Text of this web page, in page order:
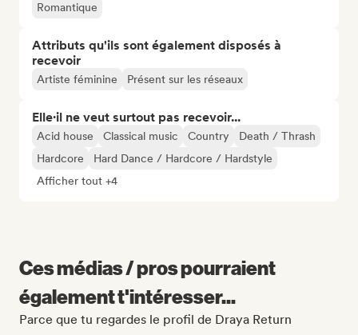
Romantique
Attributs qu'ils sont également disposés à
recevoir
Artiste féminine Présent sur les réseaux
Elle·il ne veut surtout pas recevoir...
Acid house Classical music Country
Death / Thrash
Hardcore
Hard Dance / Hardcore / Hardstyle
Afficher tout +4
Ces médias / pros pourraient
également t'intéresser...
Parce que tu regardes le profil de Draya Return